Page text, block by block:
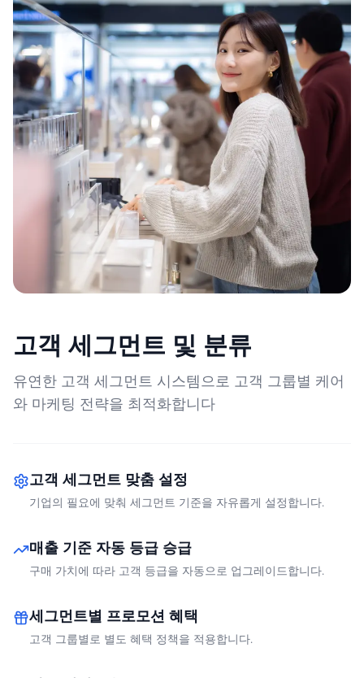
고객 세그먼트 및 분류
유연한 고객 세그먼트 시스템으로 고객 그룹별 케어
와 마케팅 전략을 최적화합니다
고객 세그먼트 맞춤 설정
기업의 필요에 맞춰 세그먼트 기준을 자유롭게 설정합니다.
매출 기준 자동 등급 승급
구매 가치에 따라 고객 등급을 자동으로 업그레이드합니다.
세그먼트별 프로모션 혜택
고객 그룹별로 별도 혜택 정책을 적용합니다.